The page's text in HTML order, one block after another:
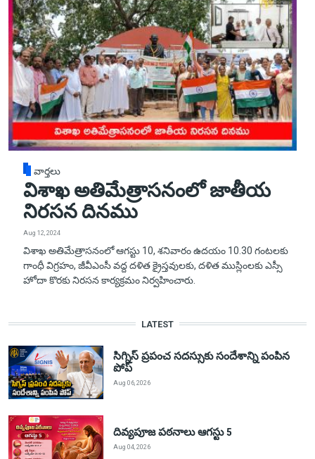
వార్తలు
విశాఖ అతిమేత్రాసనంలో జాతీయ
నిరసన దినము
Aug 12, 2024
విశాఖ అతిమేత్రాసనంలో ఆగస్టు 10, శనివారం ఉదయం 10.30 గంటలకు
గాంధీ విగ్రహం, జీవీఎంసీ వద్ద దళిత క్రైస్తవులకు, దళిత ముస్లింలకు ఎస్సీ
హోదా కొరకు నిరసన కార్యక్రమం నిర్వహించారు.
LATEST
సిగ్నిస్ ప్రపంచ సదస్సుకు సందేశాన్ని పంపిన
పోప్
Aug 06, 2026
దివ్యపూజ పఠనాలు ఆగస్టు 5
Aug 04, 2026